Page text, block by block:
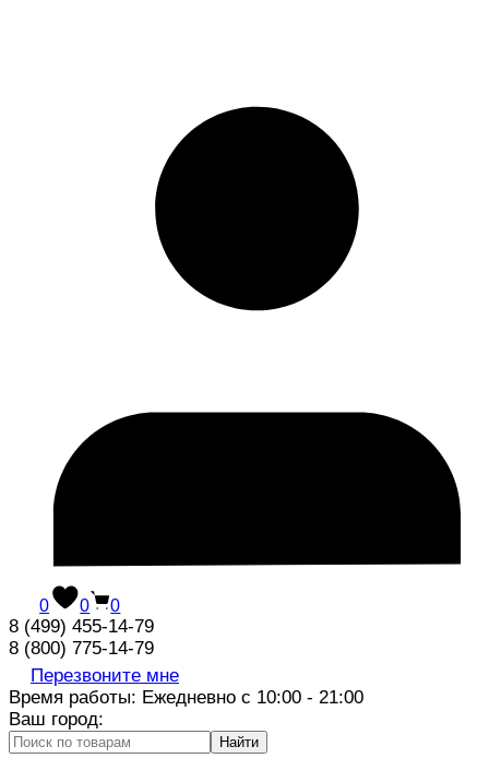
0 0 0
8 (499) 455-14-79
8 (800) 775-14-79
Перезвоните мне
Время работы: Ежедневно с 10:00 - 21:00
Ваш город:
Найти